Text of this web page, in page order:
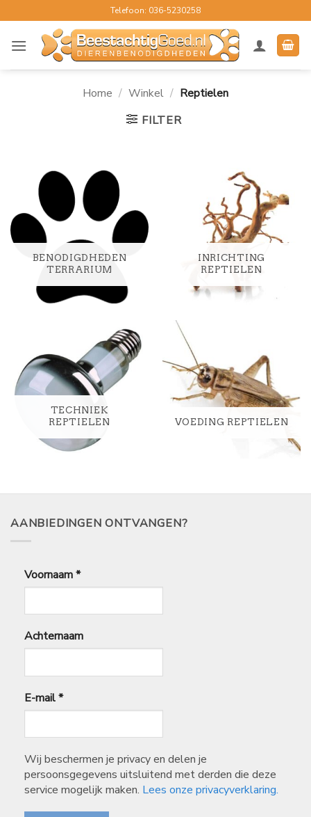
naar
inhoud
Telefoon: 036-5230258
Home / Winkel / Reptielen
FILTER
BENODIGDHEDEN
TERRARIUM
INRICHTING
REPTIELEN
TECHNIEK
REPTIELEN
VOEDING REPTIELEN
AANBIEDINGEN ONTVANGEN?
Voornaam*
Achternaam
E-mail*
Wij beschermen je privacy en delen je
persoonsgegevens uitsluitend met derden die deze
service mogelijk maken. Lees onze privacyverklaring.